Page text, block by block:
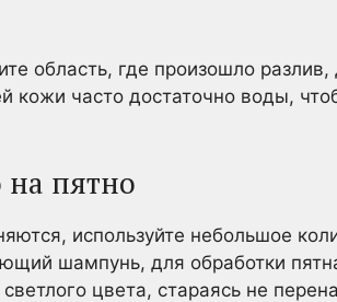
область, где произошло разлив,
кожи часто достаточно воды,
пятно
используйте небольшое
шампунь, для обработки
цвета, стараясь не